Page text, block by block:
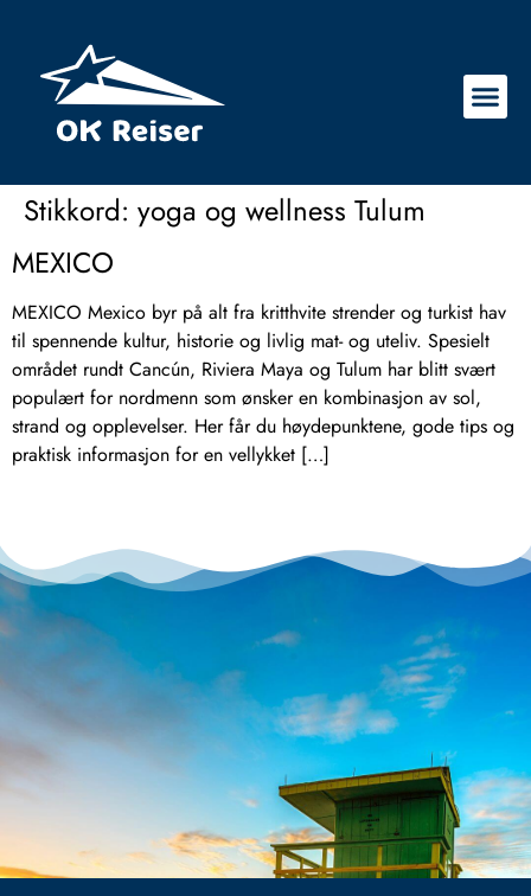
Stikkord: yoga og wellness Tulum
MEXICO
MEXICO Mexico byr på alt fra kritthvite strender og turkist hav
til spennende kultur, historie og livlig mat- og uteliv. Spesielt
området rundt Cancún, Riviera Maya og Tulum har blitt svært
populært for nordmenn som ønsker en kombinasjon av sol,
strand og opplevelser. Her får du høydepunktene, gode tips og
praktisk informasjon for en vellykket […]